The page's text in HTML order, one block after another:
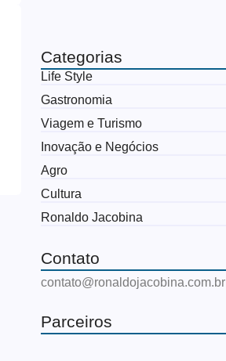
Categorias
Life Style
Gastronomia
Viagem e Turismo
Inovação e Negócios
Agro
Cultura
Ronaldo Jacobina
Contato
contato@ronaldojacobina.com.br
Parceiros